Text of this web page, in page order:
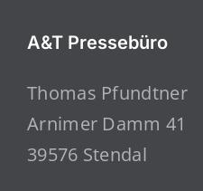
A&T Pressebüro
Thomas Pfundtner
Arnimer Damm 41
39576 Stendal